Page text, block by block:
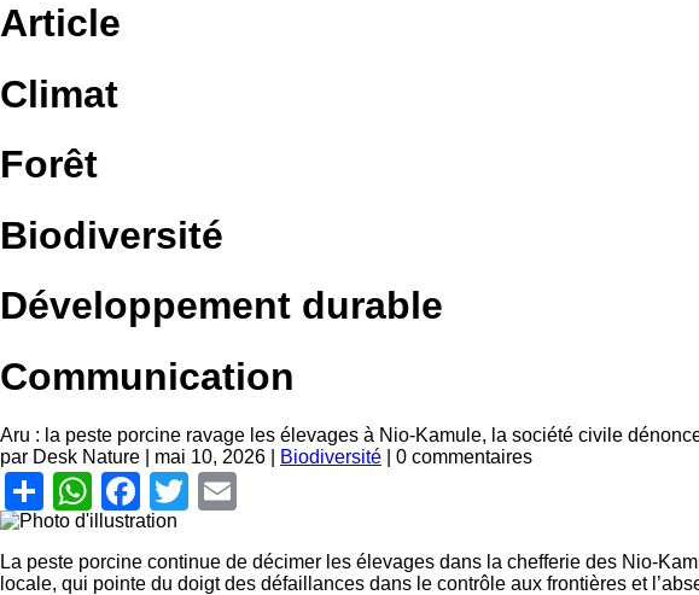
Article
Climat
Forêt
Biodiversité
Développement durable
Communication
Aru : la peste porcine ravage les élevages à Nio-Kamule, la société civile
par Desk Nature | mai 10, 2026 Biodiversité | 0 commentaires
ShareWhatsApp
Facebook
Twitter
La peste porcine continue de décimer les élevages dans la chefferie des Nio-
locale, qui pointe du doigt des défaillances dans le contrôle aux frontières et